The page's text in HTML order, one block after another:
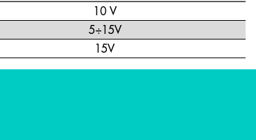
10 V
5÷15V
15V